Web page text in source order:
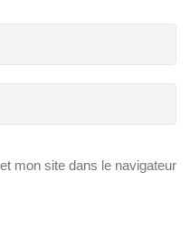
mon site dans le navigateur